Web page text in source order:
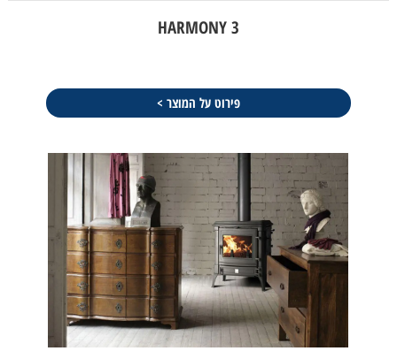
HARMONY 3
פירוט על המוצר >